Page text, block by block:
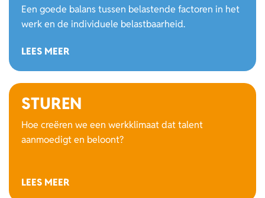
Een goede balans tussen belastende factoren in het
werk en de individuele belastbaarheid.
LEES MEER
STUREN
Hoe creëren we een werkklimaat dat talent
aanmoedigt en beloont?
LEES MEER